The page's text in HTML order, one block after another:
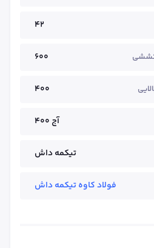
42
کششی 600
400
آج ۴۰۰
تیکمه داش
فولاد کاوه تیکمه داش